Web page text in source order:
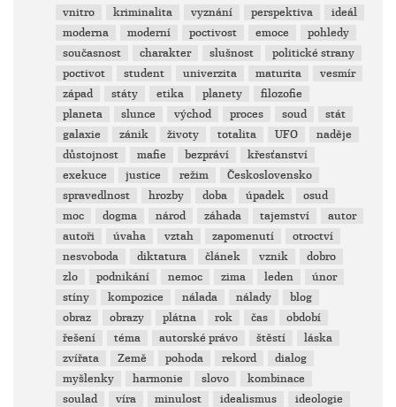
vnitro
kriminalita vyznání perspektiva
ideál
moderna
moderní poctivost emoce
pohledy
současnost
charakter slušnost
politické strany
poctivot
student univerzita maturita
vesmír
západ
státy etika planety
filozofie
planeta
slunce východ proces soud
stát
galaxie
zánik životy totalita UFO
naděje
důstojnost
mafie bezpráví
křesťanství
exekuce
justice režim
Československo
spravedlnost
hrozby doba úpadek
osud
moc
dogma národ záhada tajemství
autor
autoři
úvaha vztah zapomenutí
otroctví
nesvoboda
diktatura článek vznik
dobro
zlo
podnikání nemoc zima leden
únor
stíny
kompozice nálada nálady
blog
obraz
obrazy plátna rok čas
období
řešení
téma autorské právo štěstí
láska
zvířata
Země pohoda rekord
dialog
myšlenky
harmonie slovo
kombinace
soulad
víra minulost idealismus
ideologie